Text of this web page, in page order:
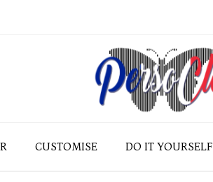
CUSTOMISE DO IT YOURSELF